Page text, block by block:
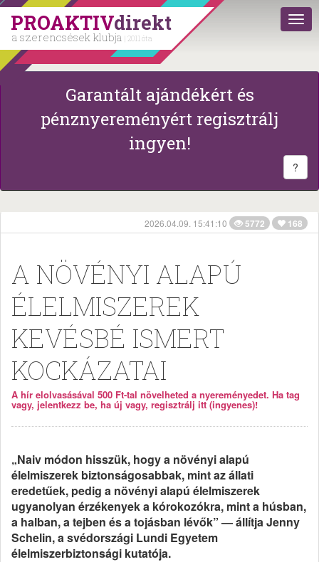
PROAKTIVdirekt
a szerencsések klubja | 2011 óta
Garantált ajándékért és
pénznyereményért regisztrálj
ingyen!
?
2026.04.09. 15:41:10 5772 168
A NÖVÉNYI ALAPÚ
ÉLELMISZEREK
KEVÉSBÉ ISMERT
KOCKÁZATAI
A hír elolvasásával 500 Ft-tal növelheted a nyereményedet. Ha tag
vagy, jelentkezz be, ha új vagy, regisztrálj itt (ingyenes)!
„Naiv módon hisszük, hogy a növényi alapú
élelmiszerek biztonságosabbak, mint az állati
eredetűek, pedig a növényi alapú élelmiszerek
ugyanolyan érzékenyek a kórokozókra, mint a húsban,
a halban, a tejben és a tojásban lévők” — állítja Jenny
Schelin, a svédországi Lundi Egyetem
élelmiszerbiztonsági kutatója.